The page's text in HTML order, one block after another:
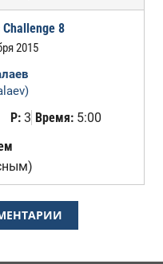
8
2015
Р:3 Время:5:00